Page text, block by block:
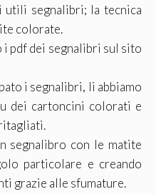
utili segnalibri; la tecnica
colorate.
i pdf dei segnalibri sul sito
i segnalibri, li abbiamo
dei cartoncini colorati e
segnalibro con le matite
particolare e creando
grazie alle sfumature.